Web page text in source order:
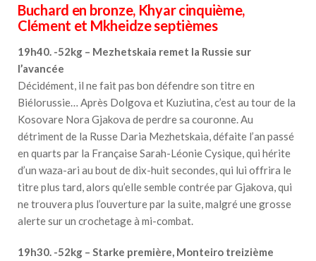
Buchard en bronze, Khyar cinquième,
Clément et Mkheidze septièmes
19h40. -52kg – Mezhetskaia remet la Russie sur
l’avancée
Décidément, il ne fait pas bon défendre son titre en
Biélorussie… Après Dolgova et Kuziutina, c’est au tour de la
Kosovare Nora Gjakova de perdre sa couronne. Au
détriment de la Russe Daria Mezhetskaia, défaite l’an passé
en quarts par la Française Sarah-Léonie Cysique, qui hérite
d’un waza-ari au bout de dix-huit secondes, qui lui offrira le
titre plus tard, alors qu’elle semble contrée par Gjakova, qui
ne trouvera plus l’ouverture par la suite, malgré une grosse
alerte sur un crochetage à mi-combat.
19h30. -52kg – Starke première, Monteiro treizième